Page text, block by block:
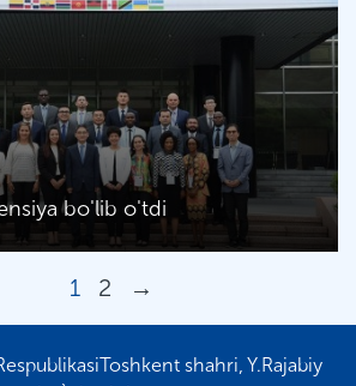
bo'lib o'tdi
1 2 →
shahri, Y.Rajabiy